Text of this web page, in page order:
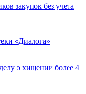
закупок без учета
«Диалога»
о хищении более 4